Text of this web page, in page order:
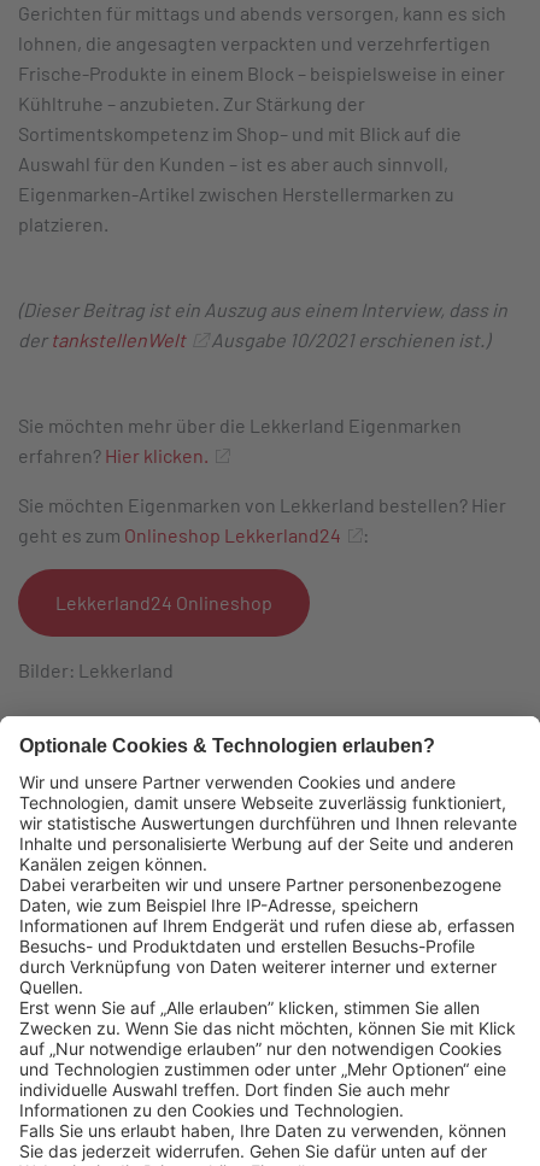
Gerichten für mittags und abends versorgen, kann es sich
lohnen, die angesagten verpackten und verzehrfertigen
Frische-Produkte in einem Block – beispielsweise in einer
Kühltruhe – anzubieten. Zur Stärkung der
Sortimentskompetenz im Shop– und mit Blick auf die
Auswahl für den Kunden – ist es aber auch sinnvoll,
Eigenmarken-Artikel zwischen Herstellermarken zu
platzieren.
(Dieser Beitrag ist ein Auszug aus einem Interview, dass in
der tankstellenWelt Ausgabe 10/2021 erschienen ist.)
Sie möchten mehr über die Lekkerland Eigenmarken
erfahren? Hier klicken.
Sie möchten Eigenmarken von Lekkerland bestellen? Hier
geht es zum Onlineshop Lekkerland24 :
Lekkerland24 Onlineshop
Bilder: Lekkerland
Das könnte Sie auch interessieren:
Lekkerland SE
50226 Frechen
Deutschland
+49 2234 1821-0
info@lekkerland.de